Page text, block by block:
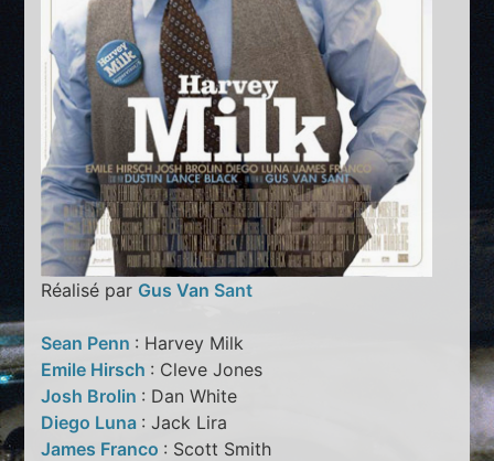
Réalisé par Gus Van Sant
Sean Penn : Harvey Milk
Emile Hirsch : Cleve Jones
Josh Brolin : Dan White
Diego Luna : Jack Lira
James Franco : Scott Smith